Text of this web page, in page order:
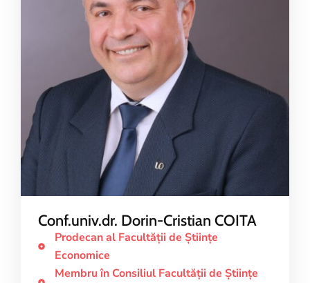
Conf.univ.dr. Dorin-Cristian COITA
Prodecan al Facultăţii de Ştiinţe
Economice
Membru în Consiliul Facultăţii de Ştiinţe